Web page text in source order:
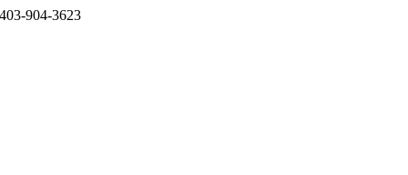
403-904-3623